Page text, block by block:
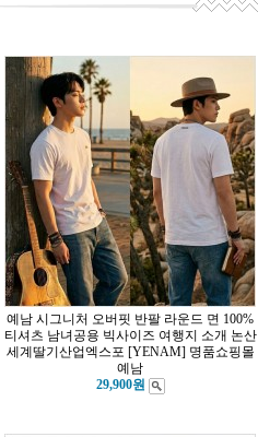
예남 시그니처 오버핏 반팔 라운드 면 100%
티셔츠 남녀공용 빅사이즈 여행지 소개 논산
세계딸기산업엑스포 [YENAM] 명품쇼핑몰
예남
29,900원